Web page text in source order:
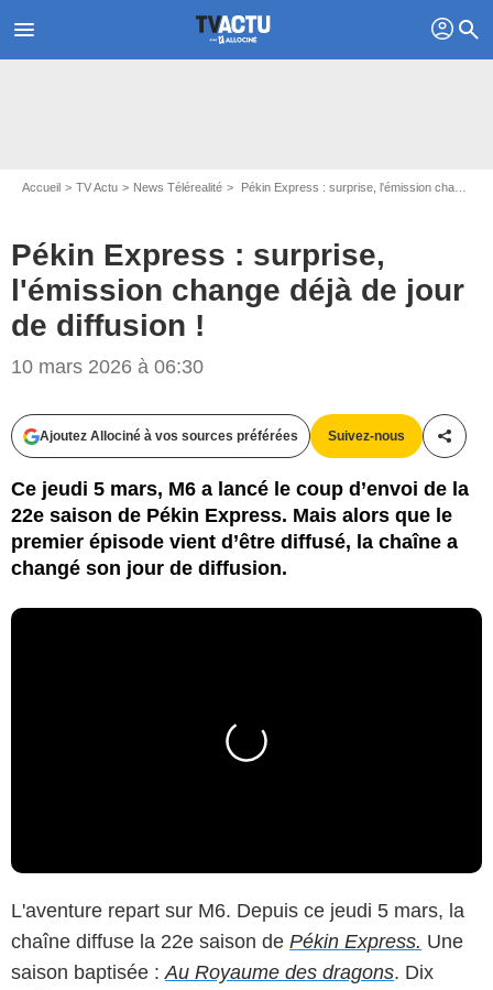
menu profil search
Accueil TV Actu News Télérealité Pékin Express : surprise, l'émission change déjà de jour de diffusion !
Pékin Express : surprise,
l'émission change déjà de jour
de diffusion !
10 mars 2026 à 06:30
Ajoutez Allociné à vos sources préférées Suivez-nous
Ce jeudi 5 mars, M6 a lancé le coup d’envoi de la
22e saison de Pékin Express. Mais alors que le
premier épisode vient d’être diffusé, la chaîne a
changé son jour de diffusion.
L'aventure repart sur M6. Depuis ce jeudi 5 mars, la
chaîne diffuse la 22e saison de Pékin Express. Une
saison baptisée : Au Royaume des dragons. Dix